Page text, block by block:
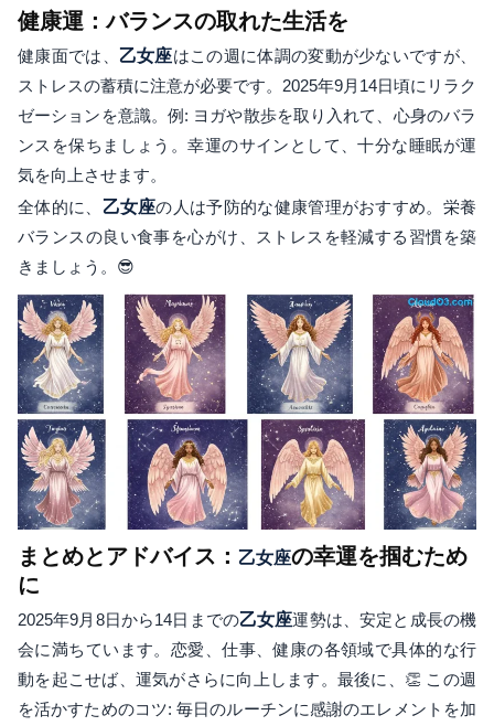
健康運：バランスの取れた生活を
健康面では、 乙女座はこの週に体調の変動が少ないですが、
ストレスの蓄積に注意が必要です。2025年9月14日頃にリラク
ゼーションを意識。例: ヨガや散歩を取り入れて、心身のバラ
ンスを保ちましょう。幸運のサインとして、十分な睡眠が運
気を向上させます。
全体的に、 乙女座の人は予防的な健康管理がおすすめ。栄養
バランスの良い食事を心がけ、ストレスを軽減する習慣を築
きましょう。😎
まとめとアドバイス： 乙女座の幸運を掴むため
に
2025年9月8日から14日までの乙女座運勢は、安定と成長の機
会に満ちています。恋愛、仕事、健康の各領域で具体的な行
動を起こせば、運気がさらに向上します。最後に、👏 この週
を活かすためのコツ: 毎日のルーチンに感謝のエレメントを加